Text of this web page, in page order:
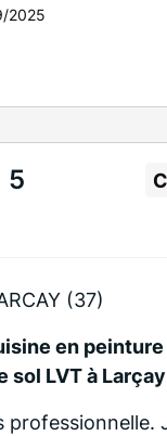
2025
5
(37)
en
sol LVT à
professionnelle.